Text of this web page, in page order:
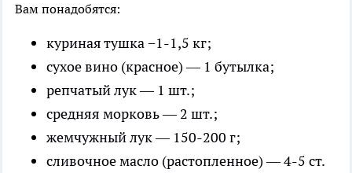
Вам понадобятся:
куриная тушка −1-1,5 кг;
сухое вино (красное) — 1 бутылка;
репчатый лук — 1 шт.;
средняя морковь — 2 шт.;
жемчужный лук — 150-200 г;
сливочное масло (растопленное) — 4-5 ст.